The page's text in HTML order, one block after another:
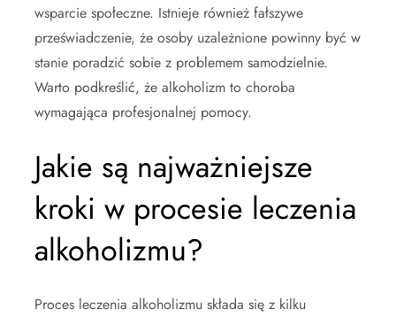
wsparcie społeczne. Istnieje również fałszywe
przeświadczenie, że osoby uzależnione powinny być w
stanie poradzić sobie z problemem samodzielnie.
Warto podkreślić, że alkoholizm to choroba
wymagająca profesjonalnej pomocy.
Jakie są najważniejsze
kroki w procesie leczenia
alkoholizmu?
Proces leczenia alkoholizmu składa się z kilku